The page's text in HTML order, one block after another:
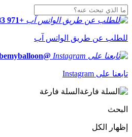
+971 58-531-1583
للطلب عن طريق الواتس آب
@bemyballoon
تابعنا على Instagram
السلة فارغة
البحث
إظهار الكل